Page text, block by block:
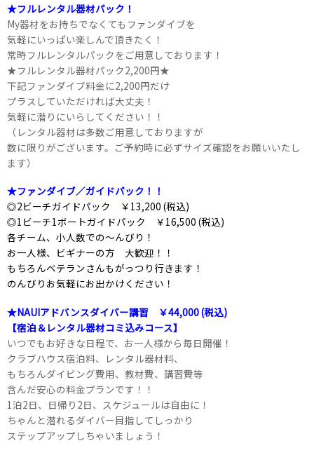
★フルレンタル器材パック！
My器材をお持ちでなくてもファンダイブを
気軽にいっぱい楽しんで頂きたく！
常時フルレンタルパックをご用意しております！
★フルレンタル器材パック2,200円★
下記ファンダイブ料金に2,200円だけ
プラスしていただければ大丈夫！
気軽に潜りにいらしてください！！
（レンタル器材は多数ご用意しておりますが
数に限りがございます。ご予約時に必ずサイズ確認をお願いいたし
ます）
★ファンダイブ／ガイドパック！！
◎2ビーチガイドパック ￥13,200 (税込)
◎1ビーチ1ボートガイドパック ￥16,500 (税込)
各チーム、小人数での～んびり！
お一人様、ビギナーの方 大歓迎！！
もちろんベテランさんもがっつり行きます！
のんびりお気軽にお出かけください！
★NAUIアドバンスダイバー講習 ￥44,000 (税込)
【宿泊＆レンタル器材コミ込みコース】
いつでもお好きな日程で、お一人様から毎日開催！
クラブハウス宿泊料、レンタル器材料、
もちろんダイビング費用、教材費、講習費等
含んだ安心の料金プランです！！
1泊2日、日帰り2日、スケジュールは自由に！
ちゃんと潜れるダイバー目指してしっかり
ステップアップしちゃいましょう！